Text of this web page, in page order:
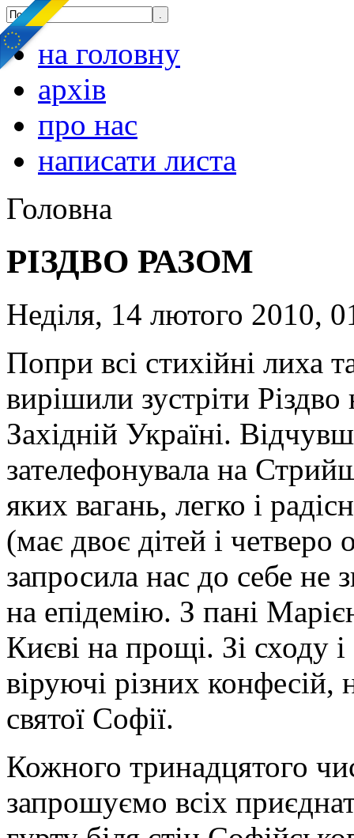
на головну
архів
про нас
написати листа
Головна
РІЗДВО РАЗОМ
Неділя, 14 лютого 2010,
Попри всі стихійні лиха
вирішили зустріти
Західній Україні.
зателефонувала на
яких вагань, легко і
(має двоє дітей і четверо
запросила нас до себе не
на епідемію. З пані
Києві на прощі. Зі сходу
віруючі різних
святої Софії.
Кожного тринадцятого
запрошуємо всіх